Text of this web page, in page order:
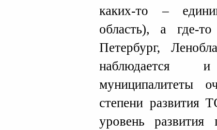
каких-то –
область), а где-
Петербург,
наблюдается
муниципалитеты
степени развития
уровень развития